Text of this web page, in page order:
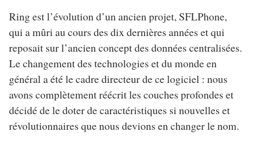
Ring est l’évolution d’un ancien projet, SFLPhone,
qui a mûri au cours des dix dernières années et qui
reposait sur l’ancien concept des données centralisées.
Le changement des technologies et du monde en
général a été le cadre directeur de ce logiciel : nous
avons complètement réécrit les couches profondes et
décidé de le doter de caractéristiques si nouvelles et
révolutionnaires que nous devions en changer le nom.